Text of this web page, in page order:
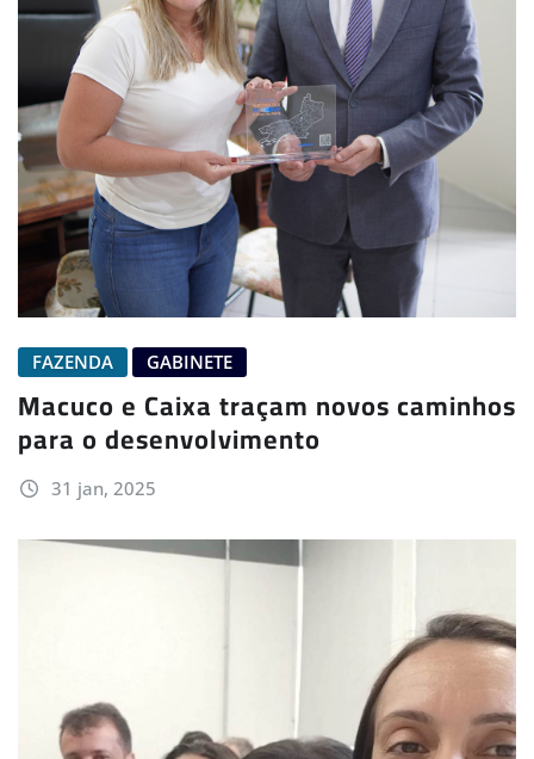
FAZENDA GABINETE
Macuco e Caixa traçam novos caminhos
para o desenvolvimento
31 jan, 2025